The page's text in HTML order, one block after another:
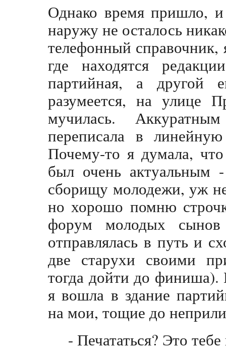
Однако время пришло,
наружу не осталось
телефонный справочник,
где находятся
партийная, а другой
разумеется, на улице
мучилась.
переписала в
Почему-то я думала,
был очень актуальным
сборищу молодежи, уж
но хорошо помню
форум молодых
отправлялась в путь и
две старухи своими
тогда дойти до
я вошла в здание
на мои, тощие до
- Печататься? Это